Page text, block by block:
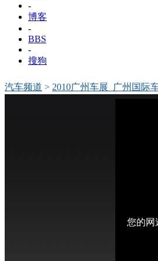
-
博客
-
BBS
-
搜狗
汽车频道 > 2010广州车展_广州国际
布会视频回放
您的网